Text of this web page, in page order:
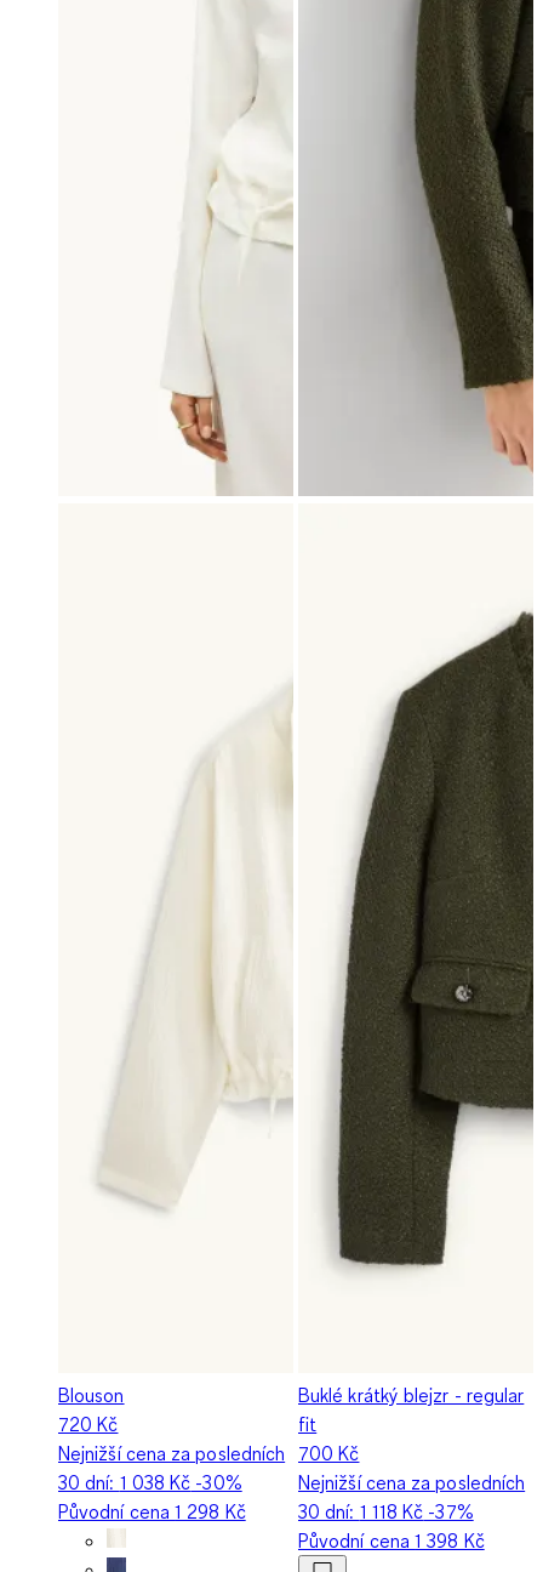
Blouson
720 Kč
Nejnižší cena za posledních
30 dní: 1 038 Kč -30%
Původní cena1 298 Kč
Buklé krátký blejzr - regular
fit
700 Kč
Nejnižší cena za posledních
30 dní: 1 118 Kč -37%
Původní cena1 398 Kč